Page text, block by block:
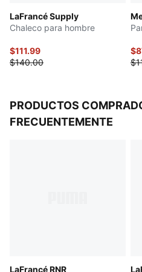
LaFrancé Supply
Chaleco para hombre
$111.99
$140.00
PRODUCTOS
FRECUENTEMENTE
LaFrancé RNR